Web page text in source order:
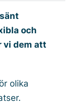
och
vi dem att
olika